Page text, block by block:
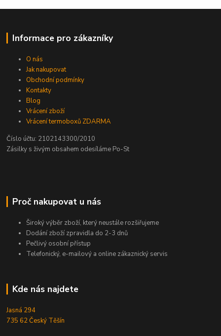
Informace pro zákazníky
O nás
Jak nakupovat
Obchodní podmínky
Kontakty
Blog
Vrácení zboží
Vrácení termoboxů ZDARMA
Číslo účtu: 2102143300/2010
Zásilky s živým obsahem odesíláme Po-St
Proč nakupovat u nás
Široký výběr zboží, který neustále rozšiřujeme
Dodání zboží zpravidla do 2-3 dnů
Pečlivý osobní přístup
Telefonický, e-mailový a online zákaznický servis
Kde nás najdete
Jasná 294
735 62 Český Těšín